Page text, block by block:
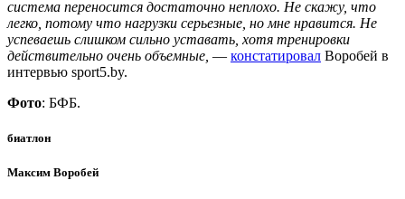
система переносится достаточно неплохо. Не скажу, что
легко, потому что нагрузки серьезные, но мне нравится. Не
успеваешь слишком сильно уставать, хотя тренировки
действительно очень объемные, — констатировал Воробей в
интервью sport5.by.
Фото: БФБ.
биатлон
Максим Воробей